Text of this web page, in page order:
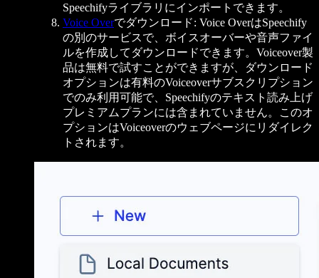
Speechifyライブラリにインポートできます。
Voice Overでダウンロード: Voice OverはSpeechify
の別のサービスで、ボイスオーバーや音声ファイ
ルを作成してダウンロードできます。Voiceover製
品は無料で試すことができますが、ダウンロード
オプションは有料のVoiceoverサブスクリプション
でのみ利用可能で、Speechifyのテキスト読み上げ
プレミアムプランには含まれていません。このオ
プションはVoiceoverのウェブページにリダイレク
トされます。